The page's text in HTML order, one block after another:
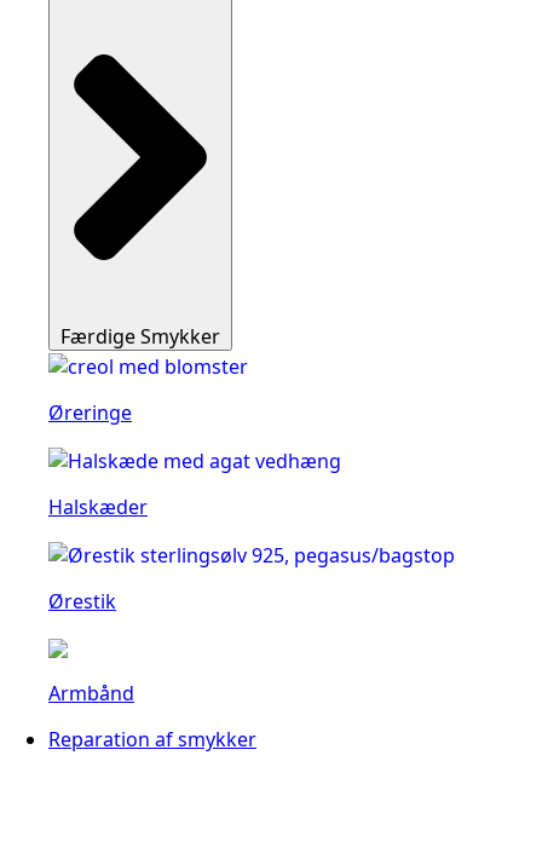
Færdige Smykker
Øreringe
Halskæder
Ørestik
Armbånd
Reparation af smykker